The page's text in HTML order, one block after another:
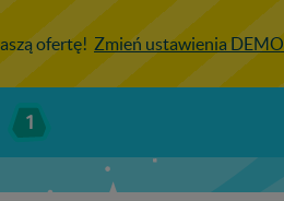
ofertę! Zmień ustawienia DEMO
1